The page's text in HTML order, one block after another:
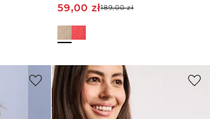
59,00 zł189,00zł